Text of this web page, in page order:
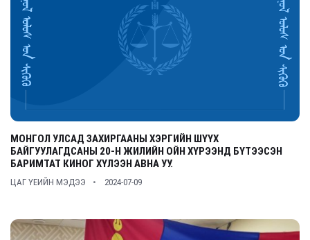
МОНГОЛ УЛСАД ЗАХИРГААНЫ ХЭРГИЙН ШҮҮХ
БАЙГУУЛАГДСАНЫ 20-Н ЖИЛИЙН ОЙН ХҮРЭЭНД БҮТЭЭСЭН
БАРИМТАТ КИНОГ ХҮЛЭЭН АВНА УУ.
ЦАГ ҮЕИЙН МЭДЭЭ 2024-07-09